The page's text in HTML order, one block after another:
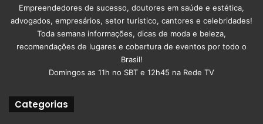
Empreendedores de sucesso, doutores em saúde e estética,
advogados, empresários, setor turístico, cantores e celebridades!
Toda semana informações, dicas de moda e beleza,
recomendações de lugares e cobertura de eventos por todo o
Brasil!
Domingos as 11h no SBT e 12h45 na Rede TV
Categorias